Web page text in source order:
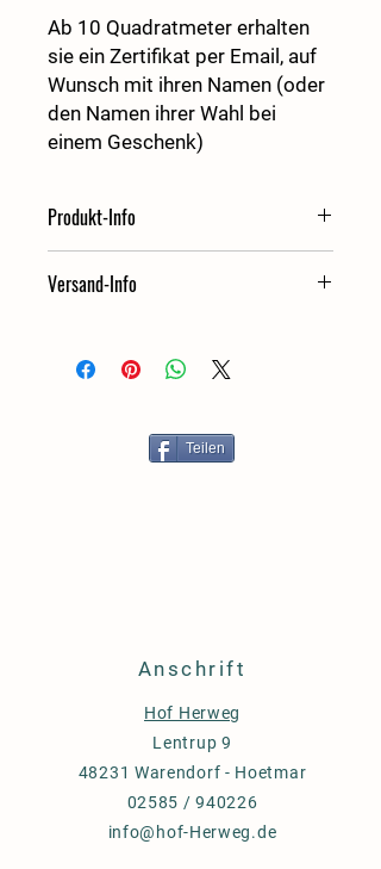
Ab 10 Quadratmeter erhalten
sie ein Zertifikat per Email, auf
Wunsch mit ihren Namen (oder
den Namen ihrer Wahl bei
einem Geschenk)
Produkt-Info
Versand-Info
Teilen
Anschrift
Hof Herweg
Lentrup 9
48231 Warendorf - Hoetmar
02585 / 940226
info@hof-Herweg.de